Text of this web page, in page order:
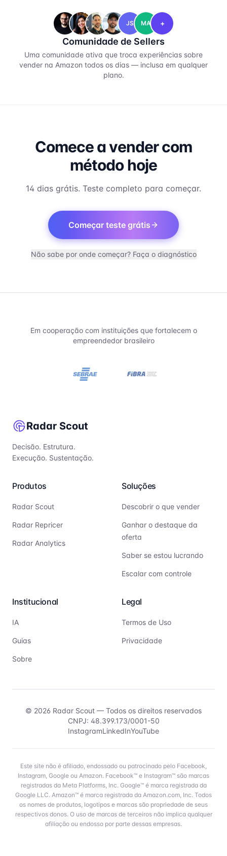
JS MA +
Comunidade de Sellers
Uma comunidade ativa que troca experiências sobre
vender na Amazon todos os dias — inclusa em qualquer
plano.
Comece a vender com
método hoje
14 dias grátis. Teste completo para começar.
Começar teste grátis
Não sabe por onde começar? Faça o diagnóstico
Em cooperação com instituições que fortalecem o
empreendedor brasileiro
Radar Scout
Decisão. Estrutura.
Execução. Sustentação.
Produtos
Radar Scout
Radar Repricer
Radar Analytics
Soluções
Descobrir o que vender
Ganhar o destaque da
oferta
Saber se estou lucrando
Escalar com controle
Institucional
IA
Guias
Sobre
Legal
Termos de Uso
Privacidade
© 2026 Radar Scout — Todos os direitos reservados
CNPJ: 48.399.173/0001-50
InstagramLinkedInYouTube
Este site não é afiliado, endossado ou patrocinado pelo Facebook,
Instagram, Google ou Amazon. Facebook™ e Instagram™ são marcas
registradas da Meta Platforms, Inc. Google™ é marca registrada da
Google LLC. Amazon™ é marca registrada da Amazon.com, Inc. Todos
os nomes de produtos, logotipos e marcas são propriedade de seus
respectivos donos. O uso de marcas de terceiros não implica qualquer
afiliação ou endosso por parte dessas empresas.